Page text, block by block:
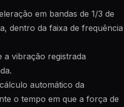
em bandas de 1/3 de
dentro da faixa de frequência
a vibração registrada
automático da
o tempo em que a força de